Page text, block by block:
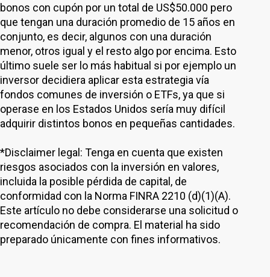
bonos con cupón por un total de US$50.000 pero
que tengan una duración promedio de 15 años en
conjunto, es decir, algunos con una duración
menor, otros igual y el resto algo por encima. Esto
último suele ser lo más habitual si por ejemplo un
inversor decidiera aplicar esta estrategia vía
fondos comunes de inversión o ETFs, ya que si
operase en los Estados Unidos sería muy difícil
adquirir distintos bonos en pequeñas cantidades.
*Disclaimer legal: Tenga en cuenta que existen
riesgos asociados con la inversión en valores,
incluida la posible pérdida de capital, de
conformidad con la Norma FINRA 2210 (d)(1)(A).
Este artículo no debe considerarse una solicitud o
recomendación de compra. El material ha sido
preparado únicamente con fines informativos.